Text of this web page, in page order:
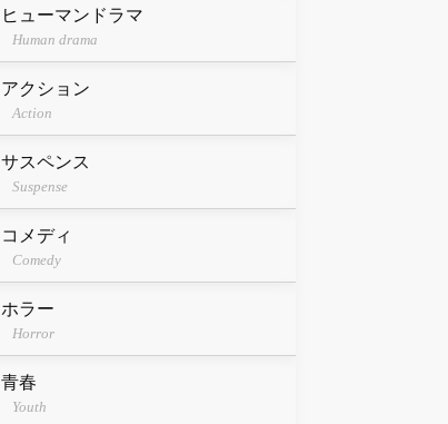
ヒューマンドラマ
Human drama
アクション
Action
サスペンス
Suspense
コメディ
Comedy
ホラー
Horror
青春
Youth